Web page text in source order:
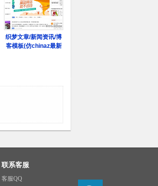
联系客服
客服QQ